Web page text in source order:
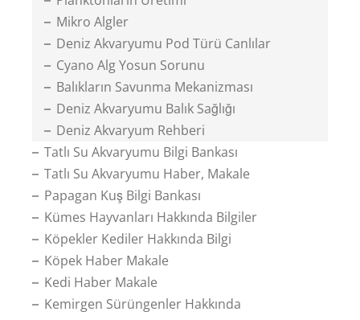
Mikro Algler
Deniz Akvaryumu Pod Türü Canlılar
Cyano Alg Yosun Sorunu
Balıkların Savunma Mekanizması
Deniz Akvaryumu Balık Sağlığı
Deniz Akvaryum Rehberi
Tatlı Su Akvaryumu Bilgi Bankası
Tatlı Su Akvaryumu Haber, Makale
Papagan Kuş Bilgi Bankası
Kümes Hayvanları Hakkında Bilgiler
Köpekler Kediler Hakkında Bilgi
Köpek Haber Makale
Kedi Haber Makale
Kemirgen Sürüngenler Hakkında